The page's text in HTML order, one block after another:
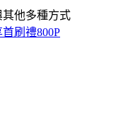
他多種方式
刷禮800P